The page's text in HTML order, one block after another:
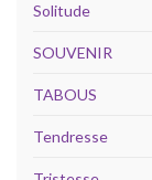
Solitude
SOUVENIR
TABOUS
Tendresse